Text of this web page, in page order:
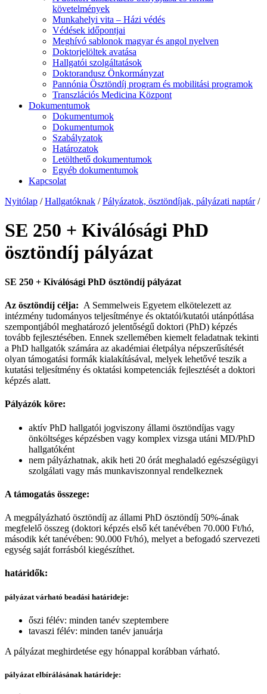
követelmények
Munkahelyi vita – Házi védés
Védések időpontjai
Meghívó sablonok magyar és angol nyelven
Doktorjelöltek avatása
Hallgatói szolgáltatások
Doktorandusz Önkormányzat
Pannónia Ösztöndíj program és mobilitási programok
Transzlációs Medicina Központ
Dokumentumok
Dokumentumok
Dokumentumok
Szabályzatok
Határozatok
Letölthető dokumentumok
Egyéb dokumentumok
Kapcsolat
Nyitólap / Hallgatóknak / Pályázatok, ösztöndíjak, pályázati naptár /
SE 250 + Kiválósági PhD
ösztöndíj pályázat
SE 250 + Kiválósági PhD ösztöndíj pályázat
Az ösztöndíj célja: A Semmelweis Egyetem elkötelezett az
intézmény tudományos teljesítménye és oktatói/kutatói utánpótlása
szempontjából meghatározó jelentőségű doktori (PhD) képzés
tovább fejlesztésében. Ennek szellemében kiemelt feladatnak tekinti
a PhD hallgatók számára az akadémiai életpálya népszerűsítését
olyan támogatási formák kialakításával, melyek lehetővé teszik a
kutatási teljesítmény és oktatási kompetenciák fejlesztését a doktori
képzés alatt.
Pályázók köre:
aktív PhD hallgatói jogviszony állami ösztöndíjas vagy
önköltséges képzésben vagy komplex vizsga utáni MD/PhD
hallgatóként
nem pályázhatnak, akik heti 20 órát meghaladó egészségügyi
szolgálati vagy más munkaviszonnyal rendelkeznek
A támogatás összege:
A megpályázható ösztöndíj az állami PhD ösztöndíj 50%-ának
megfelelő összeg (doktori képzés első két tanévében 70.000 Ft/hó,
második két tanévében: 90.000 Ft/hó), melyet a befogadó szervezeti
egység saját forrásból kiegészíthet.
határidők:
pályázat várható beadási határideje:
őszi félév: minden tanév szeptembere
tavaszi félév: minden tanév januárja
A pályázat meghirdetése egy hónappal korábban várható.
pályázat elbírálásának határideje: